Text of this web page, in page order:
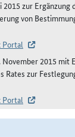
zur
von
Portal
2015
Rates zur
Portal